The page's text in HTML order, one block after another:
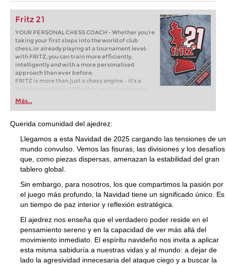
Fritz 21
YOUR PERSONAL CHESS COACH - Whether you’re
taking your first steps into the world of club
chess, or already playing at a tournament level:
with FRITZ, you can train more efficiently,
intelligently and with a more personalised
approach than ever before.
FRITZ is more than just a chess engine – it’s a
training revolution! Whether you’re taking your
first steps into the world of club chess, or already
playing at a tournament level: with FRITZ, you can
train more efficiently, intelligently and with a
more personalised approach than ever before.
Más...
Querida comunidad del ajedrez:
Llegamos a esta Navidad de 2025 cargando las tensiones de un
mundo convulso. Vemos las fisuras, las divisiones y los desafíos
que, como piezas dispersas, amenazan la estabilidad del gran
tablero global.
Sin embargo, para nosotros, los que compartimos la pasión por
el juego más profundo, la Navidad tiene un significado único. Es
un tiempo de paz interior y reflexión estratégica.
El ajedrez nos enseña que el verdadero poder reside en el
pensamiento sereno y en la capacidad de ver más allá del
movimiento inmediato. El espíritu navideño nos invita a aplicar
esta misma sabiduría a nuestras vidas y al mundo: a dejar de
lado la agresividad innecesaria del ataque ciego y a buscar la